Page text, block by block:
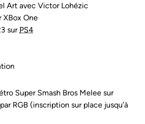
Art avec Victor Lohézic
XBox One
sur PS4
Super Smash Bros Melee sur
RGB (inscription sur place jusqu’à